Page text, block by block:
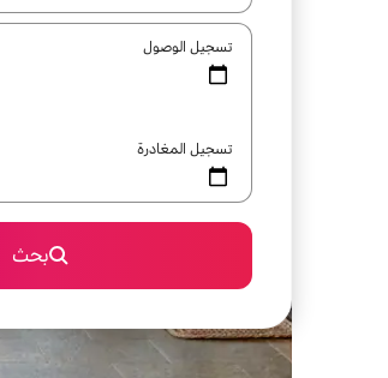
تسجيل الوصول
تسجيل المغادرة
بحث